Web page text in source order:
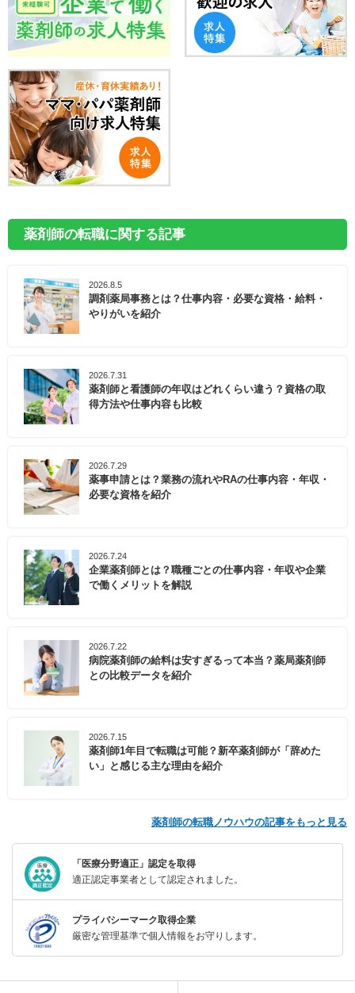
薬剤師の転職に関する記事
2026.8.5
調剤薬局事務とは？仕事内容・必要な資格・給料・
やりがいを紹介
2026.7.31
薬剤師と看護師の年収はどれくらい違う？資格の取
得方法や仕事内容も比較
2026.7.29
薬事申請とは？業務の流れやRAの仕事内容・年収・
必要な資格を紹介
2026.7.24
企業薬剤師とは？職種ごとの仕事内容・年収や企業
で働くメリットを解説
2026.7.22
病院薬剤師の給料は安すぎるって本当？薬局薬剤師
との比較データを紹介
2026.7.15
薬剤師1年目で転職は可能？新卒薬剤師が「辞めた
い」と感じる主な理由を紹介
薬剤師の転職ノウハウの記事をもっと見る
「医療分野適正」認定を取得
適正認定事業者として認定されました。
プライバシーマーク取得企業
厳密な管理基準で個人情報をお守りします。